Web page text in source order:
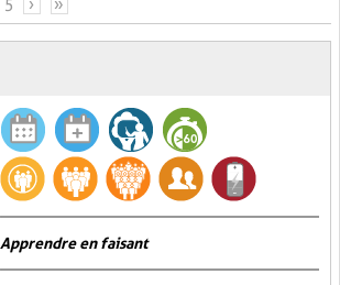
5 › »
Apprendre en faisant